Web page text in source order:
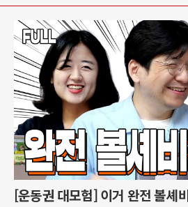
[운동권 대모험] 이거 완전 볼셰